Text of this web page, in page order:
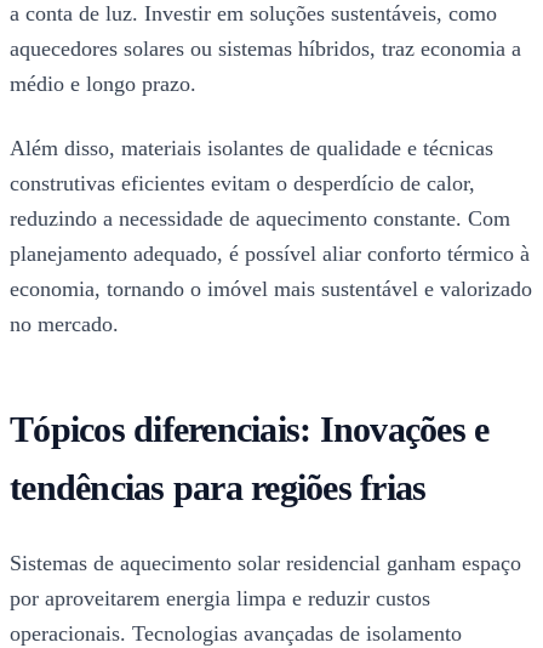
a conta de luz. Investir em soluções sustentáveis, como
aquecedores solares ou sistemas híbridos, traz economia a
médio e longo prazo.
Além disso, materiais isolantes de qualidade e técnicas
construtivas eficientes evitam o desperdício de calor,
reduzindo a necessidade de aquecimento constante. Com
planejamento adequado, é possível aliar conforto térmico à
economia, tornando o imóvel mais sustentável e valorizado
no mercado.
Tópicos diferenciais: Inovações e
tendências para regiões frias
Sistemas de aquecimento solar residencial ganham espaço
por aproveitarem energia limpa e reduzir custos
operacionais. Tecnologias avançadas de isolamento